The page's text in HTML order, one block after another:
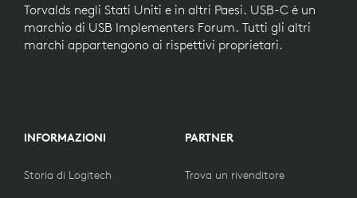
Torvalds negli Stati Uniti e in altri Paesi. USB-C è un
marchio di USB Implementers Forum. Tutti gli altri
marchi appartengono ai rispettivi proprietari.
INFORMAZIONI
Storia di Logitech
PARTNER
Trova un rivenditore